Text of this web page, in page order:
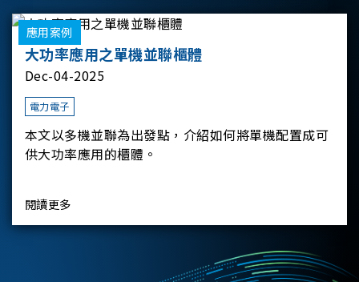
應用案例
大功率應用之單機並聯櫃體
Dec-04-2025
電力電子
本文以多機並聯為出發點，介紹如何將單機配置成可
供大功率應用的櫃體。
閱讀更多